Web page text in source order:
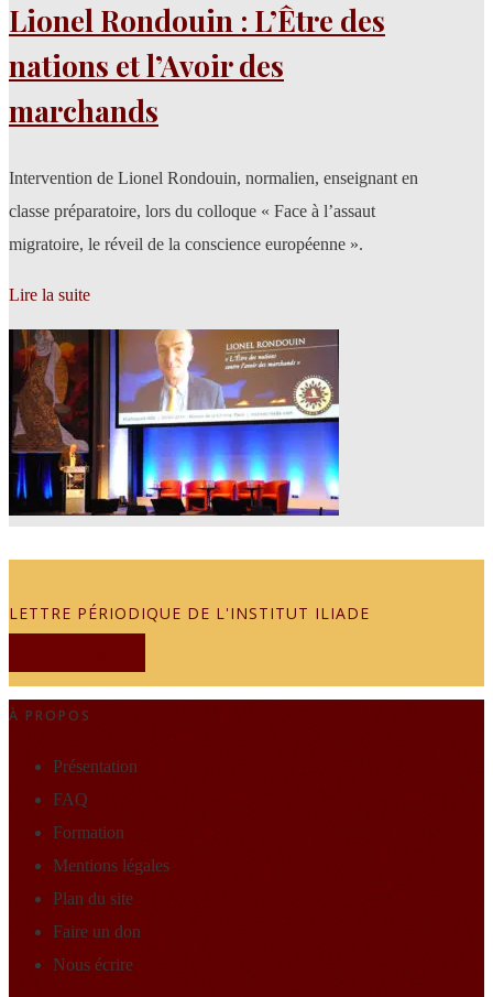
Lionel Rondouin : L’Être des
nations et l’Avoir des
marchands
Intervention de Lionel Rondouin, normalien, enseignant en
classe préparatoire, lors du colloque « Face à l’assaut
migratoire, le réveil de la conscience européenne ».
Lire la suite
LETTRE PÉRIODIQUE DE L'INSTITUT ILIADE
À PROPOS
Présentation
FAQ
Formation
Mentions légales
Plan du site
Faire un don
Nous écrire